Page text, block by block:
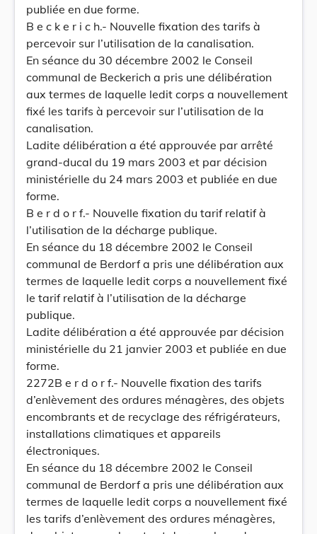
publiée en due forme.
B e c k e r i c h.- Nouvelle fixation des tarifs à
percevoir sur l’utilisation de la canalisation.
En séance du 30 décembre 2002 le Conseil
communal de Beckerich a pris une délibération
aux termes de laquelle ledit corps a nouvellement
fixé les tarifs à percevoir sur l’utilisation de la
canalisation.
Ladite délibération a été approuvée par arrêté
grand-ducal du 19 mars 2003 et par décision
ministérielle du 24 mars 2003 et publiée en due
forme.
B e r d o r f.- Nouvelle fixation du tarif relatif à
l’utilisation de la décharge publique.
En séance du 18 décembre 2002 le Conseil
communal de Berdorf a pris une délibération aux
termes de laquelle ledit corps a nouvellement fixé
le tarif relatif à l’utilisation de la décharge
publique.
Ladite délibération a été approuvée par décision
ministérielle du 21 janvier 2003 et publiée en due
forme.
2272B e r d o r f.- Nouvelle fixation des tarifs
d’enlèvement des ordures ménagères, des objets
encombrants et de recyclage des réfrigérateurs,
installations climatiques et appareils
électroniques.
En séance du 18 décembre 2002 le Conseil
communal de Berdorf a pris une délibération aux
termes de laquelle ledit corps a nouvellement fixé
les tarifs d’enlèvement des ordures ménagères,